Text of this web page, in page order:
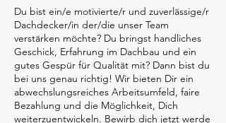
Du bist ein/e motivierte/r und zuverlässige/r
Dachdecker/in der/die unser Team
verstärken möchte? Du bringst handliches
Geschick, Erfahrung im Dachbau und ein
gutes Gespür für Qualität mit? Dann bist du
bei uns genau richtig! Wir bieten Dir ein
abwechslungsreiches Arbeitsumfeld, faire
Bezahlung und die Möglichkeit, Dich
weiterzuentwickeln. Bewirb dich jetzt werde